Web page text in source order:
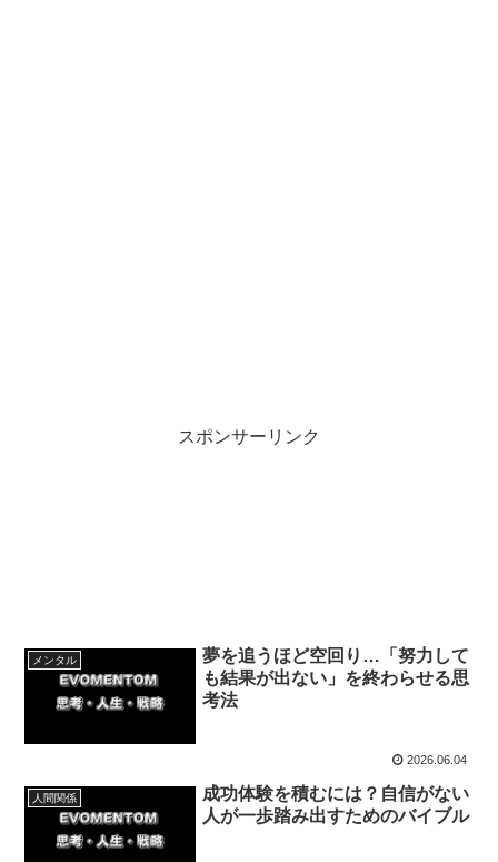
スポンサーリンク
メンタル
夢を追うほど空回り…「努力して
も結果が出ない」を終わらせる思
考法
2026.06.04
人間関係
成功体験を積むには？自信がない
人が一歩踏み出すためのバイブル